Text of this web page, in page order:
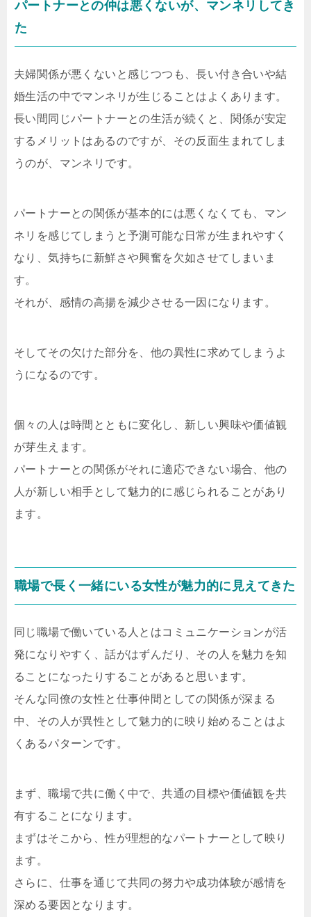
パートナーとの仲は悪くないが、マンネリしてき
た
夫婦関係が悪くないと感じつつも、長い付き合いや結
婚生活の中でマンネリが生じることはよくあります。
長い間同じパートナーとの生活が続くと、関係が安定
するメリットはあるのですが、その反面生まれてしま
うのが、マンネリです。
パートナーとの関係が基本的には悪くなくても、マン
ネリを感じてしまうと予測可能な日常が生まれやすく
なり、気持ちに新鮮さや興奮を欠如させてしまいま
す。
それが、感情の高揚を減少させる一因になります。
そしてその欠けた部分を、他の異性に求めてしまうよ
うになるのです。
個々の人は時間とともに変化し、新しい興味や価値観
が芽生えます。
パートナーとの関係がそれに適応できない場合、他の
人が新しい相手として魅力的に感じられることがあり
ます。
職場で長く一緒にいる女性が魅力的に見えてきた
同じ職場で働いている人とはコミュニケーションが活
発になりやすく、話がはずんだり、その人を魅力を知
ることになったりすることがあると思います。
そんな同僚の女性と仕事仲間としての関係が深まる
中、その人が異性として魅力的に映り始めることはよ
くあるパターンです。
まず、職場で共に働く中で、共通の目標や価値観を共
有することになります。
まずはそこから、性が理想的なパートナーとして映り
ます。
さらに、仕事を通じて共同の努力や成功体験が感情を
深める要因となります。